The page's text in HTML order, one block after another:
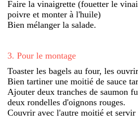
Faire la vinaigrette (fouetter le
poivre et monter à l'huile)
Bien mélanger la salade.
3. Pour le montage
Toaster les bagels au four, les
Bien tartiner une moitié de sauce
Ajouter deux tranches de saumon
deux rondelles d'oignons rouges.
Couvrir avec l'autre moitié et servir